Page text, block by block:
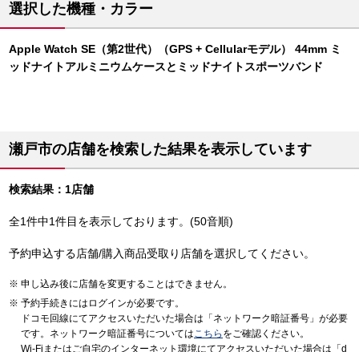
選択した機種・カラー
Apple Watch SE（第2世代）（GPS + Cellularモデル） 44mm ミ
ッドナイトアルミニウムケースとミッドナイトスポーツバンド
瀬戸市の店舗を検索した結果を表示しています
検索結果：1店舗
全1件中1件目を表示しております。(50音順)
予約申込する店舗/購入商品受取り店舗を選択してください。
申し込み後に店舗を変更することはできません。
予約手続きにはログインが必要です。
ドコモ回線にてアクセスいただいた場合は「ネットワーク暗証番号」が必要
です。ネットワーク暗証番号についてはこちら をご確認ください。
Wi-Fiまたはご自宅のインターネット環境にてアクセスいただいた場合は「d